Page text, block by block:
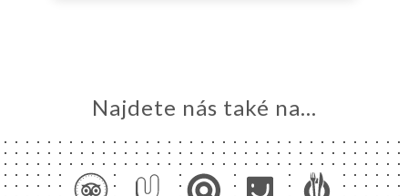
Najdete nás také na...